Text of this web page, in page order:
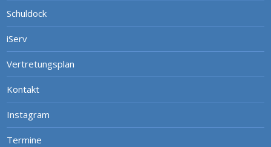
Schuldock
iServ
Vertretungsplan
Kontakt
Instagram
Termine